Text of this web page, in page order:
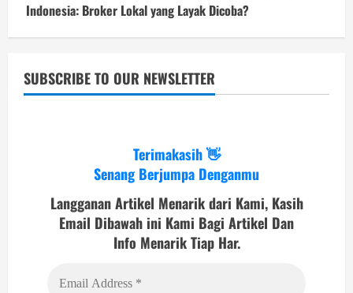
Indonesia: Broker Lokal yang Layak Dicoba?
SUBSCRIBE TO OUR NEWSLETTER
Terimakasih 👋
Senang Berjumpa Denganmu
Langganan Artikel Menarik dari Kami, Kasih
Email Dibawah ini Kami Bagi Artikel Dan
Info Menarik Tiap Har.